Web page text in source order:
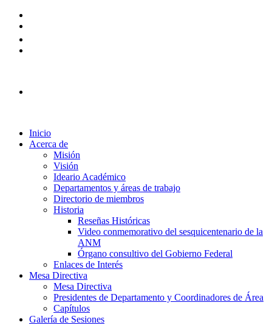
Inicio
Acerca de
Misión
Visión
Ideario Académico
Departamentos y áreas de trabajo
Directorio de miembros
Historia
Reseñas Históricas
Video conmemorativo del sesquicentenario de la
ANM
Órgano consultivo del Gobierno Federal
Enlaces de Interés
Mesa Directiva
Mesa Directiva
Presidentes de Departamento y Coordinadores de Área
Capítulos
Galería de Sesiones